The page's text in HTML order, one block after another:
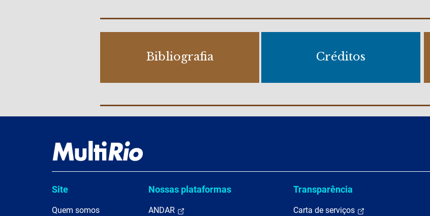
Bibliografia Créditos
Site
Quem somos
Nossas plataformas
ANDAR
Transparência
Carta de serviços